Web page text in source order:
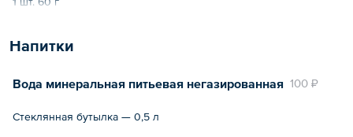
Напитки
100 ₽
Вода минеральная питьевая негазированная
Стеклянная бутылка — 0,5 л